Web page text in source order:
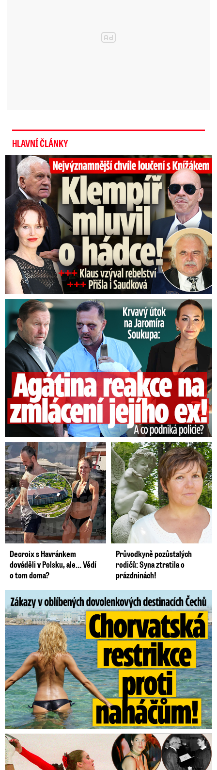
HLAVNÍ ČLÁNKY
Top momenty pohřbu Knížáka: Dojatý Klempíř, Pospíšil s Medou
Útok na Jaromíra Soukupa: Reakce Agáty na zmlácení jejího ex
Decroix s Havránkem
dováděli v Polsku, ale… Vědí
o tom doma?
Průvodkyně pozůstalých
rodičů: Syna ztratila o
prázdninách!
Zákazy v dovolenkových rájích: Restrikce proti naháčům!
Tajná policie špehovala krasobruslařku Wittovou: Pikantní ...